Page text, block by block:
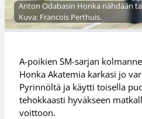
Anton Odabasin Honka nähdään
Kuva: Francois Perthuis.
A-poikien SM-sarjan
Honka Akatemia karkasi jo
Pyrinnöltä ja käytti toisella
tehokkaasti hyväkseen
voittoon.